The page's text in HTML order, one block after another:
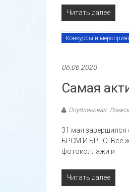
Читать далее
Конкурсы и
06.06.2020
Самая
Опубликовал:
31 мая завершился
БРСМ И БРПО. Все
фотоколлажи и
Читать далее